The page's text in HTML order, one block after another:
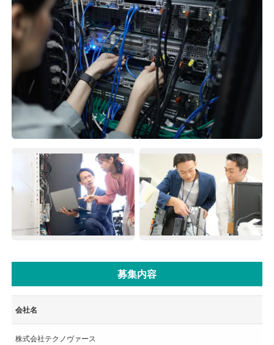
募集内容
会社名
株式会社テクノヴァース